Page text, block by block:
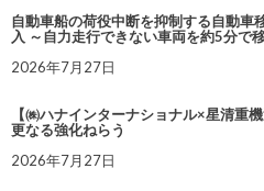
自動車船の荷役中断を抑制する自動車
入 ～自力走行できない車両を約5分で
2026年7月27日
【㈱ハナインターナショナル×星清重
更なる強化ねらう
2026年7月27日